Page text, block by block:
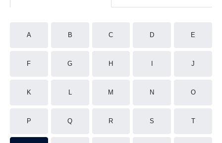
A B C D E
F G H J
K L M N O
P Q R S T